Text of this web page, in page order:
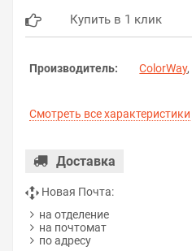
Купить в 1 клик
Производитель: ColorWay,
Смотреть все характеристики
Доставка
Новая Почта:
на отделение
на почтомат
по адресу